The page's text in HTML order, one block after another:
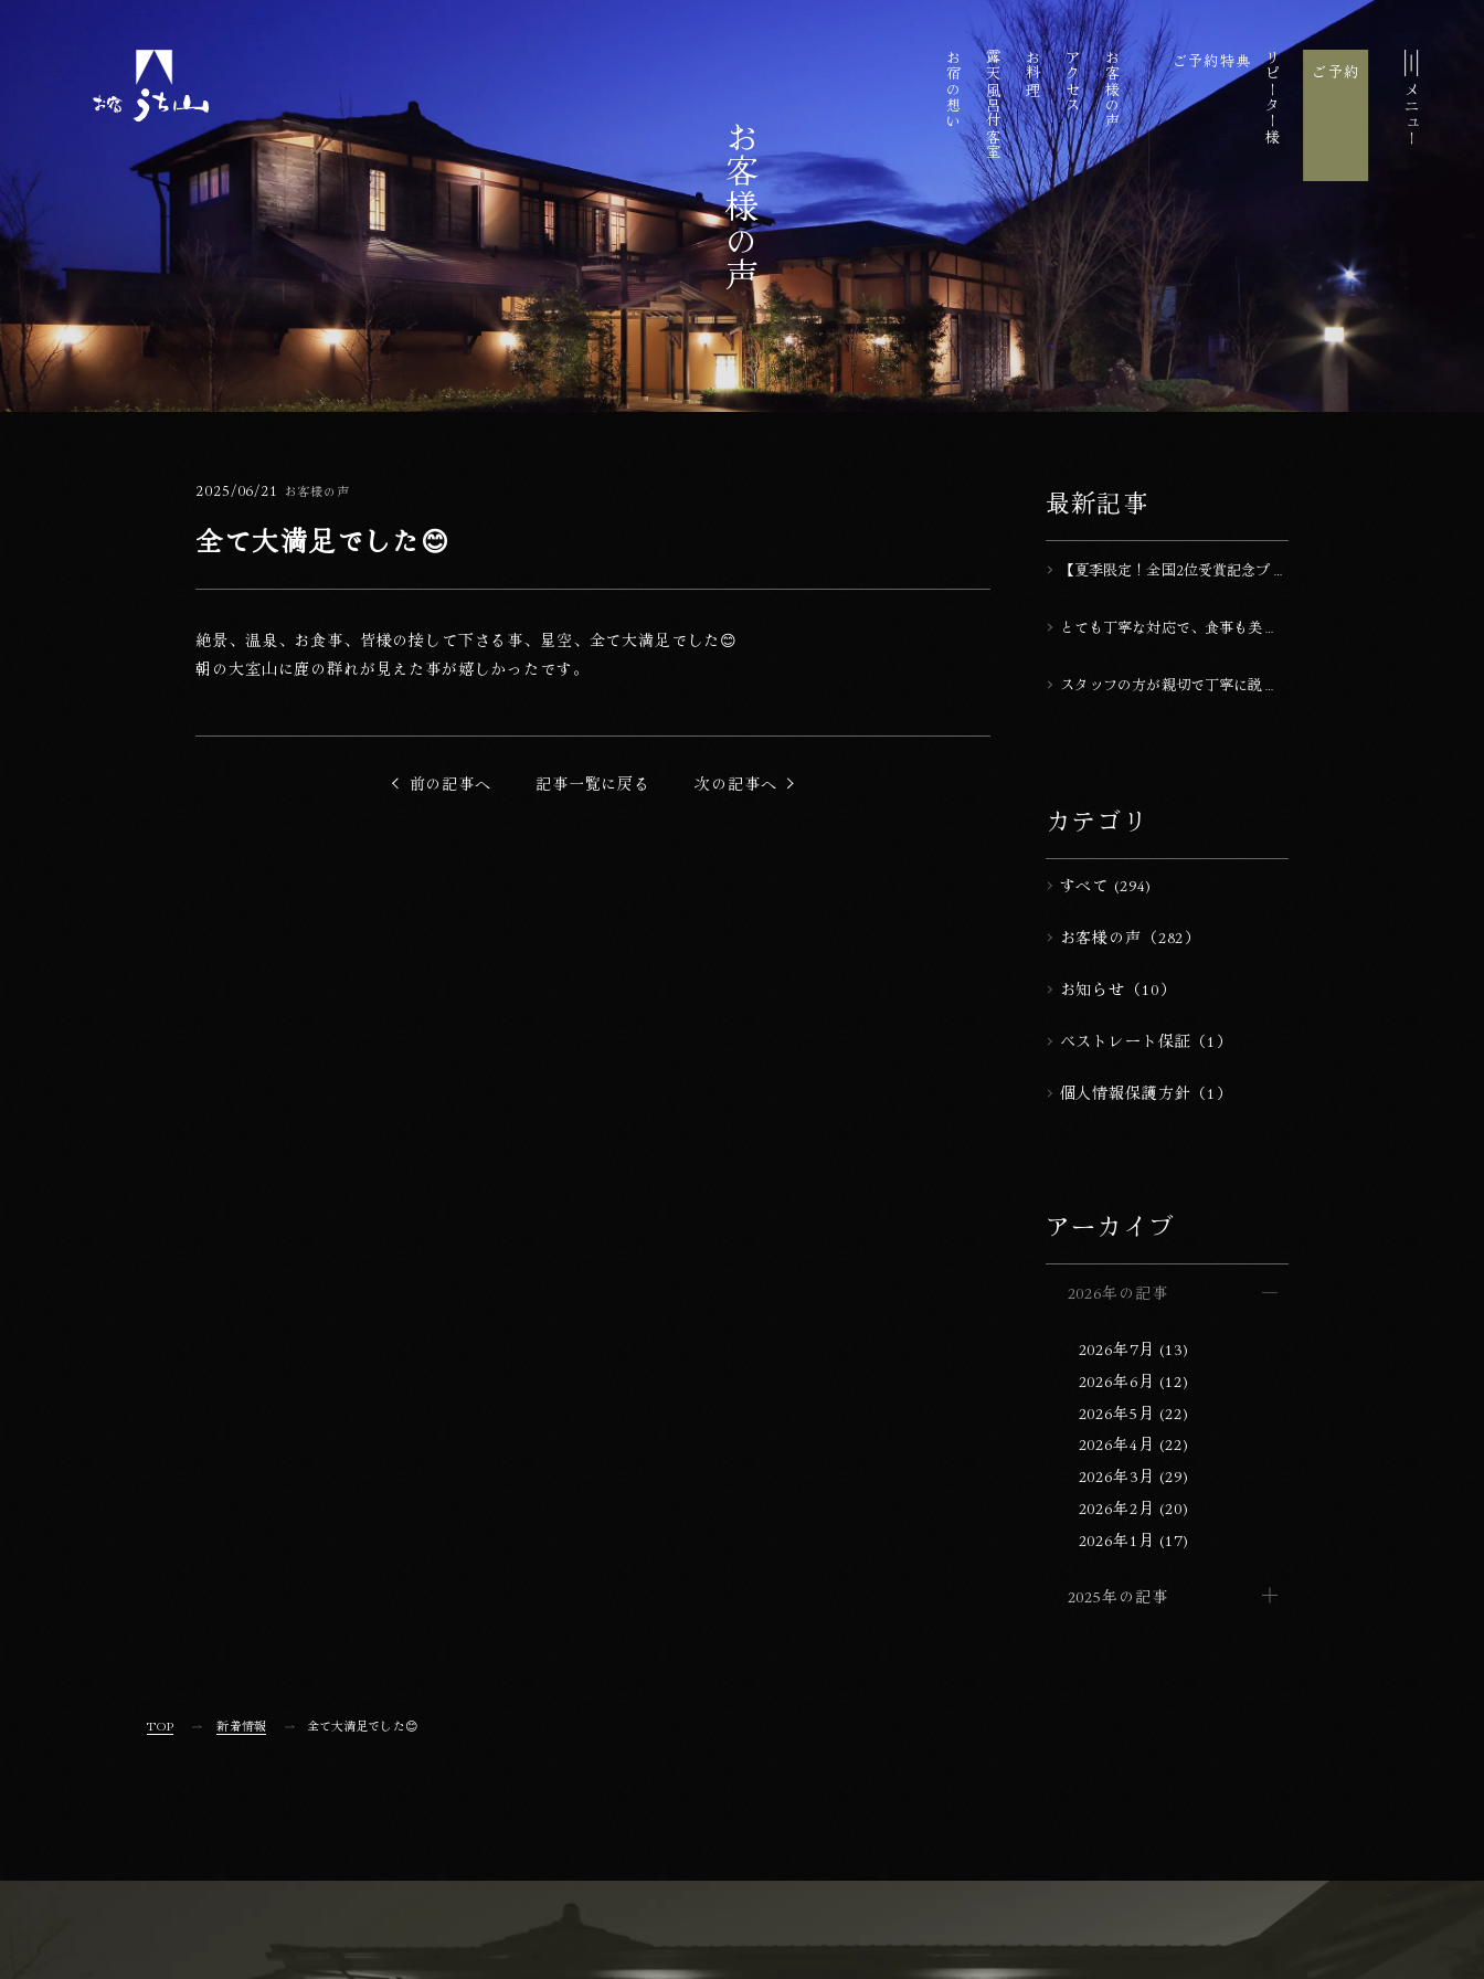
ンをスキップしてコンテンツに移動する お宿の想い 露天風呂付客室 お料理 アクセス お客様の声 ご予約特典 リピーター様 ご予約
メニュー
お客様の声
全て大満足でした😊
公開日
2025/06/21
カテゴリー お客様の声
絶景、温泉、お食事、皆様の接して下さる事、星空、全て大満足でした😊
朝の大室山に鹿の群れが見えた事が嬉しかったです。
前の記事へ 記事一覧に戻る 次の記事へ
最新記事
【夏季限定！全国2位受賞記念プラ
上半期ランキング受賞『20室以下
とても丁寧な対応で、食事も美味
スタッフの方が親切で丁寧に説明
カテゴリ
すべて (294)
お客様の声（282）
お知らせ（10）
ベストレート保証（1）
個人情報保護方針（1）
アーカイブ
2026年の記事
2026年7月 (13)
2026年6月 (12)
2026年5月 (22)
2026年4月 (22)
2026年3月 (29)
2026年2月 (20)
2026年1月 (17)
2025年の記事
TOP 新着情報 全て大満足でした😊